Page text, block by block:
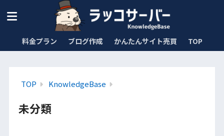
料金プラン ブログ作成 かんたんサイト売買 TOP
TOP KnowledgeBase
未分類